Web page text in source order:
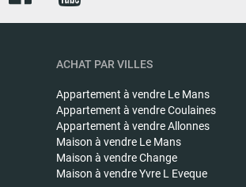
ACHAT PAR VILLES
Appartement à vendre Le Mans
Appartement à vendreCoulaines
Appartement à vendreAllonnes
Maison à vendre Le Mans
Maison à vendreChange
Maison à vendreYvre L Eveque